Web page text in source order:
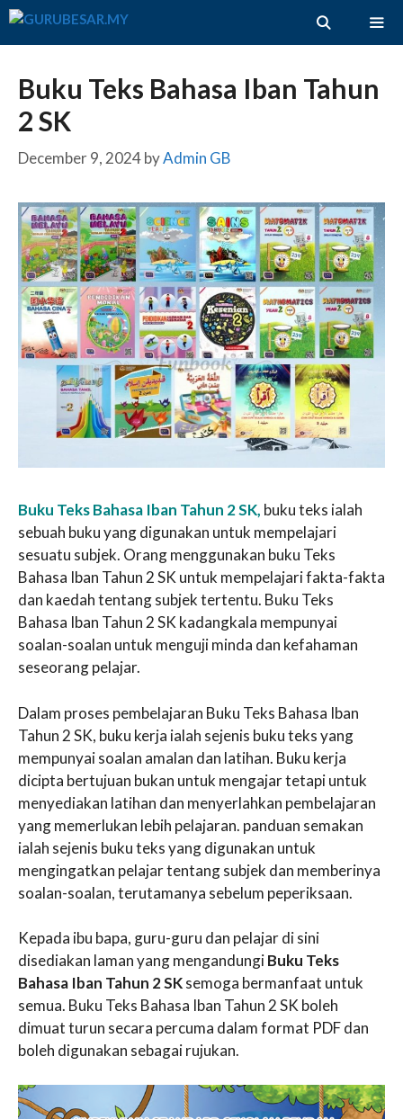
Skip
Buku Teks Bahasa Iban Tahun
2 SK
December 9, 2024byAdmin GB
Buku Teks Bahasa Iban Tahun 2 SK, buku teks ialah
sebuah buku yang digunakan untuk mempelajari
sesuatu subjek. Orang menggunakan buku Teks
Bahasa Iban Tahun 2 SK untuk mempelajari fakta-fakta
dan kaedah tentang subjek tertentu. Buku Teks
Bahasa Iban Tahun 2 SK kadangkala mempunyai
soalan-soalan untuk menguji minda dan kefahaman
seseorang pelajar.
Dalam proses pembelajaran Buku Teks Bahasa Iban
Tahun 2 SK, buku kerja ialah sejenis buku teks yang
mempunyai soalan amalan dan latihan. Buku kerja
dicipta bertujuan bukan untuk mengajar tetapi untuk
menyediakan latihan dan menyerlahkan pembelajaran
yang memerlukan lebih pelajaran. panduan semakan
ialah sejenis buku teks yang digunakan untuk
mengingatkan pelajar tentang subjek dan memberinya
soalan-soalan, terutamanya sebelum peperiksaan.
Kepada ibu bapa, guru-guru dan pelajar di sini
disediakan laman yang mengandungiBuku Teks
Bahasa Iban Tahun 2 SKsemoga bermanfaat untuk
semua. Buku Teks Bahasa Iban Tahun 2 SK boleh
dimuat turun secara percuma dalam format PDF dan
boleh digunakan sebagai rujukan.